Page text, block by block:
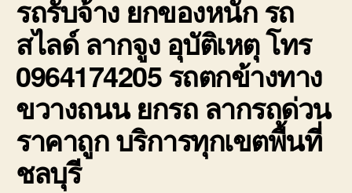
5ตัน
รถรับจ้าง ยกของหนักรถ
สไลด์ ลากจูง อุบัติเหตุ โทร
0964174205 รถตกข้างทาง
ขวางถนน ยกรถ ลากรถด่วน
ราคาถูก บริการทุกเขตพื้นที่
ชลบุรี